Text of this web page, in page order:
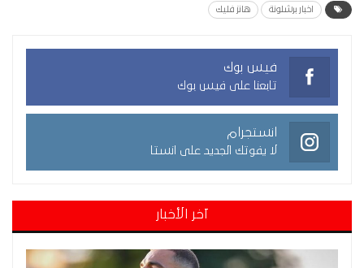
اخبار برشلونة هانز فليك
فيس بوك
تابعنا على فيس بوك
انستجرام
لا يفوتك الجديد على انستا
آخر الأخبار